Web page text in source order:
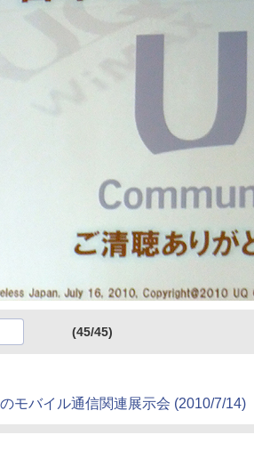
(45/45)
モバイル通信関連展示会 (2010/7/14)